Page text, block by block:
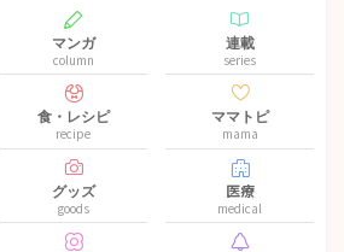
マンガ
column
連載
series
食・レシピ
recipe
ママトピ
mama
グッズ
goods
医療
medical